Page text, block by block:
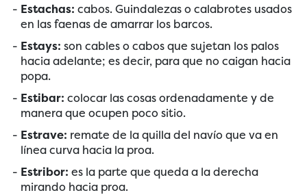
Estachas: cabos. Guindalezas o calabrotes usados
en las faenas de amarrar los barcos.
Estays: son cables o cabos que sujetan los palos
hacia adelante; es decir, para que no caigan hacia
popa.
Estibar: colocar las cosas ordenadamente y de
manera que ocupen poco sitio.
Estrave: remate de la quilla del navío que va en
línea curva hacia la proa.
Estribor: es la parte que queda a la derecha
mirando hacia proa.